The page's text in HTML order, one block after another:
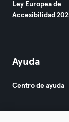
Ley Europea de
Accesibilidad
Ayuda
Centro de ayuda